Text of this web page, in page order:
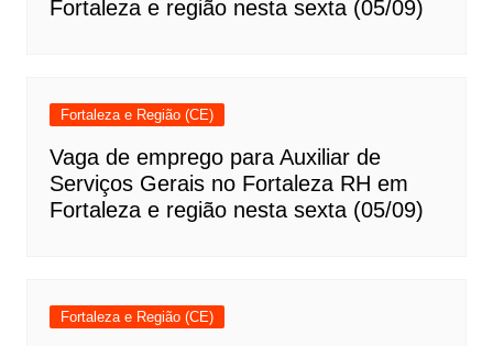
Fortaleza e região nesta sexta (05/09)
Fortaleza e Região (CE)
Vaga de emprego para Auxiliar de
Serviços Gerais no Fortaleza RH em
Fortaleza e região nesta sexta (05/09)
Fortaleza e Região (CE)